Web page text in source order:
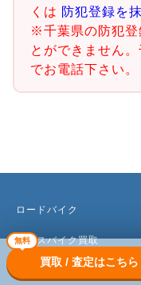
くは 防犯登録を
※千葉県の防犯登
とができません
でお電話下さい。
無料
買取 / 査定はこちら
ロードバイク
クロスバイク買取
マウンテンバイク買取